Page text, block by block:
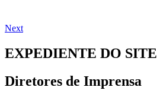
Next
EXPEDIENTE DO SITE
Diretores de Imprensa